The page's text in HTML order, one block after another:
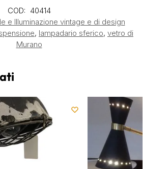
COD: 40414
e Illuminazione vintage e di design
, lampadario sferico, vetro di
Murano